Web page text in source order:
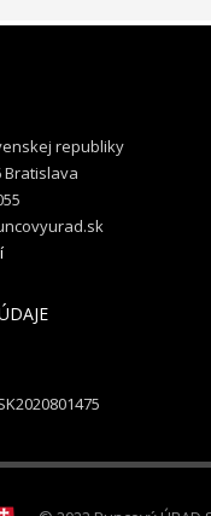
republiky
Bratislava